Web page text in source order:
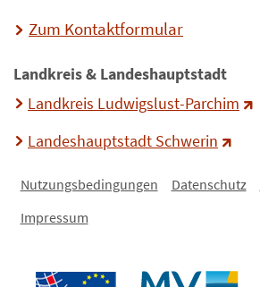
Zum Kontaktformular
Landkreis & Landeshauptstadt
Landkreis Ludwigslust-Parchim
Landeshauptstadt Schwerin
Nutzungsbedingungen Datenschutz
Impressum